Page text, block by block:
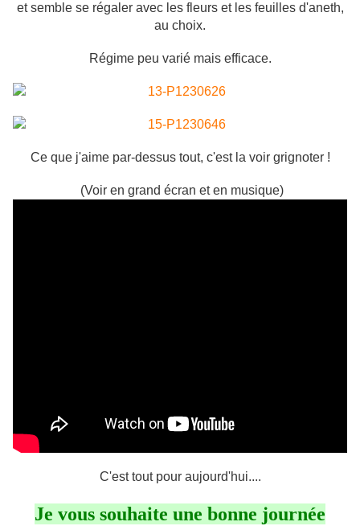
et semble se régaler avec les fleurs et les feuilles d'aneth,
au choix.
Régime peu varié mais efficace.
Ce que j'aime par-dessus tout, c'est la voir grignoter !
(Voir en grand écran et en musique)
C'est tout pour aujourd'hui....
Je vous souhaite une bonne journée